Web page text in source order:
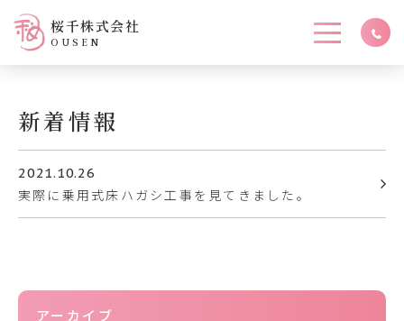
桜千株式会社
OUSEN
新着情報
2021.10.26
実際に乗用式床ハガシ工事を見てきました。
アーカイブ